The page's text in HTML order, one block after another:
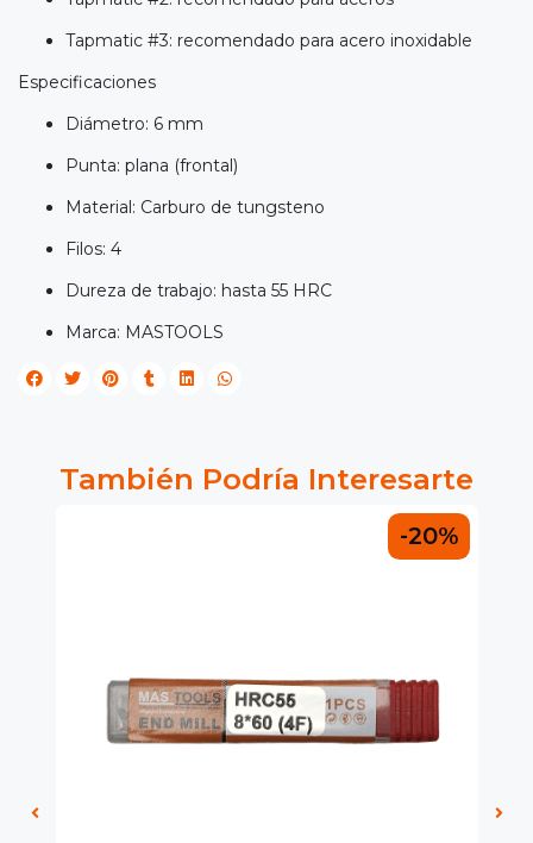
Tapmatic #3: recomendado para acero inoxidable
Especificaciones
Diámetro: 6 mm
Punta: plana (frontal)
Material: Carburo de tungsteno
Filos: 4
Dureza de trabajo: hasta 55 HRC
Marca: MASTOOLS
También Podría Interesarte
-20%